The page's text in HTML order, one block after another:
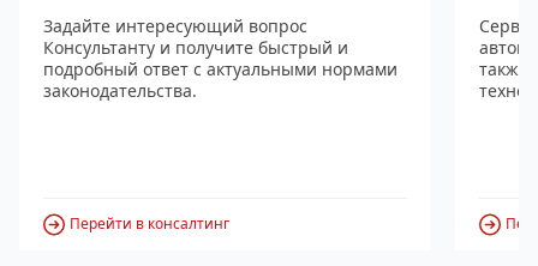
Задайте интересующий вопрос
Консультанту и получите быстрый и
подробный ответ с актуальными нормами
законодательства.
Перейти в консалтинг
также